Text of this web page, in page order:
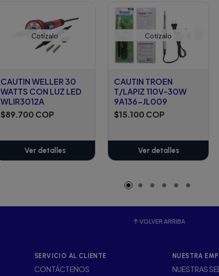
Cotízalo
CAUTIN WELLER 30
WATTS CON LUZ LED
WLIR3012A
$89.700 COP
Ver detalles
Cotízalo
CAUTIN TROEN
T/LAPIZ 110V-30W
9A136-JL009
$15.100 COP
Ver detalles
VOLVER ARRIBA
SERVICIO AL CLIENTE
CONTÁCTENOS
NUESTRA
NUESTRAS